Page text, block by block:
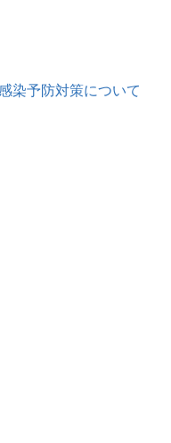
染予防対策について